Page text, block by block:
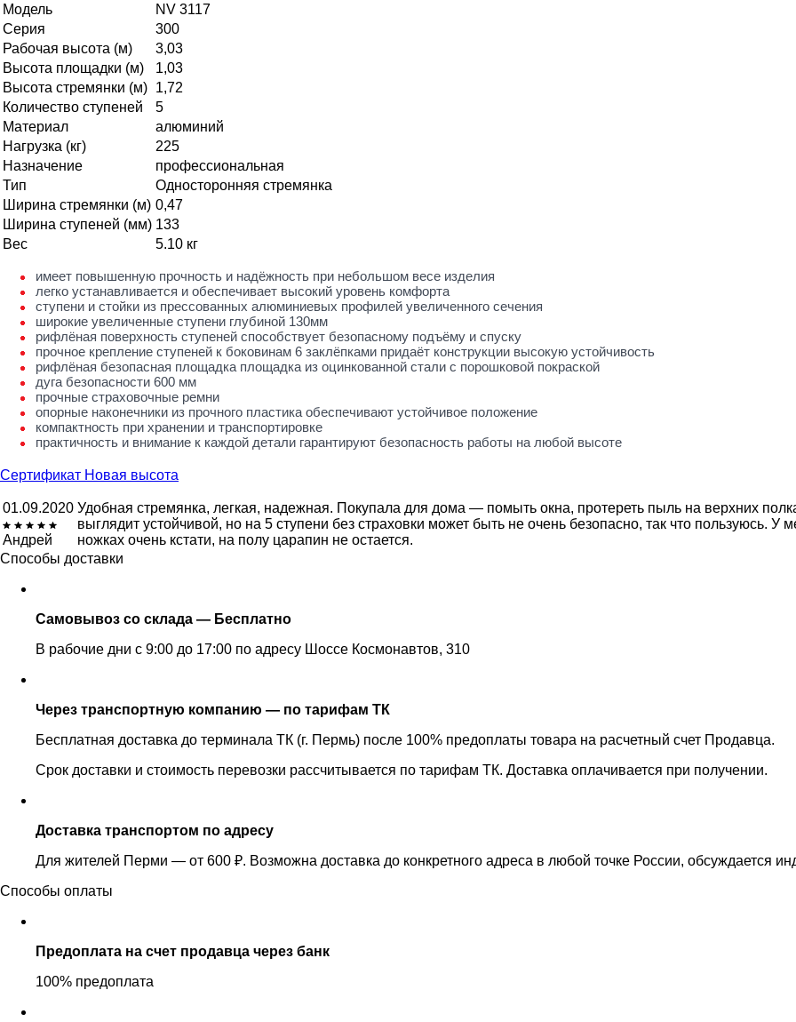
Модель
NV 3117
Серия
300
Рабочая высота (м)
3,03
Высота площадки (м)
1,03
Высота стремянки (м) 1,72
Количество ступеней
5
Материал
алюминий
Нагрузка (кг)
225
Назначение
профессиональная
Тип
Односторонняя стремянка
Ширина стремянки (м) 0,47
Ширина ступеней (мм) 133
Вес
5.10 кг
имеет повышенную прочность и надёжность при небольшом весе изделия
легко устанавливается и обеспечивает высокий уровень комфорта
ступени и стойки из прессованных алюминиевых профилей увеличенного сечения
широкие увеличенные ступени глубиной 130мм
рифлёная поверхность ступеней способствует безопасному подъёму и спуску
прочное крепление ступеней к боковинам 6 заклёпками придаёт конструкции высокую устойчивость
рифлёная безопасная площадка площадка из оцинкованной стали с порошковой покраской
дуга безопасности 600 мм
прочные страховочные ремни
опорные наконечники из прочного пластика обеспечивают устойчивое положение
компактность при хранении и транспортировке
практичность и внимание к каждой детали гарантируют безопасность работы на любой высоте
Сертификат Новая высота
01.09.2020
Андрей
Удобная стремянка, легкая, надежная. Покупала для дома — помыть окна, протереть пыль на верхних
выглядит устойчивой, но на 5 ступени без страховки может быть не очень безопасно, так что пользуюсь.
ножках очень кстати, на полу царапин не остается.
Способы доставки
Самовывоз со склада — Бесплатно
В рабочие дни с 9:00 до 17:00 по адресу Шоссе Космонавтов, 310
Через транспортную компанию — по тарифам ТК
Бесплатная доставка до терминала ТК (г. Пермь) после 100% предоплаты товара на расчетный счет Продавца.
Срок доставки и стоимость перевозки рассчитывается по тарифам ТК. Доставка оплачивается при получении.
Доставка транспортом по адресу
Для жителей Перми — от 600 ₽. Возможна доставка до конкретного адреса в любой точке России, обсуждается
Способы оплаты
Предоплата на счет продавца через банк
100% предоплата